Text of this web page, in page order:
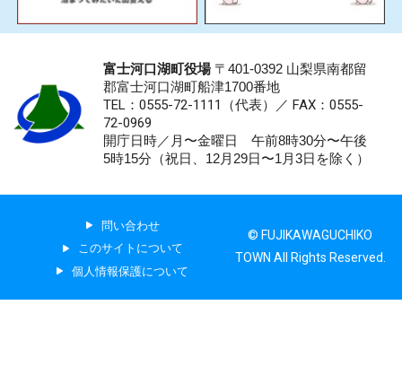
富士河口湖町役場〒401-0392 山梨県南都留
郡富士河口湖町船津1700番地
TEL：0555-72-1111 （代表）／ FAX：0555-
72-0969
開庁日時／月〜金曜日 午前8時30分〜午後
5時15分（祝日、12月29日〜1月3日を除く）
問い合わせ
このサイトについて
個人情報保護について
© FUJIKAWAGUCHIKO
TOWN All Rights Reserved.